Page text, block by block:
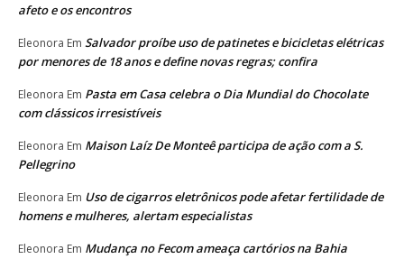
afeto e os encontros
Eleonora Em Salvador proíbe uso de patinetes e bicicletas elétricas
por menores de 18 anos e define novas regras; confira
Eleonora Em Pasta em Casa celebra o Dia Mundial do Chocolate
com clássicos irresistíveis
Eleonora Em Maison Laíz De Monteê participa de ação com a S.
Pellegrino
Eleonora Em Uso de cigarros eletrônicos pode afetar fertilidade de
homens e mulheres, alertam especialistas
Eleonora Em Mudança no Fecom ameaça cartórios na Bahia